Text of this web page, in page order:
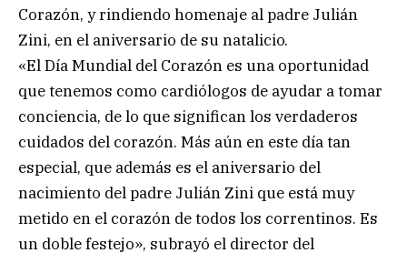
Corazón, y rindiendo homenaje al padre Julián
Zini, en el aniversario de su natalicio.
«El Día Mundial del Corazón es una oportunidad
que tenemos como cardiólogos de ayudar a tomar
conciencia, de lo que significan los verdaderos
cuidados del corazón. Más aún en este día tan
especial, que además es el aniversario del
nacimiento del padre Julián Zini que está muy
metido en el corazón de todos los correntinos. Es
un doble festejo», subrayó el director del